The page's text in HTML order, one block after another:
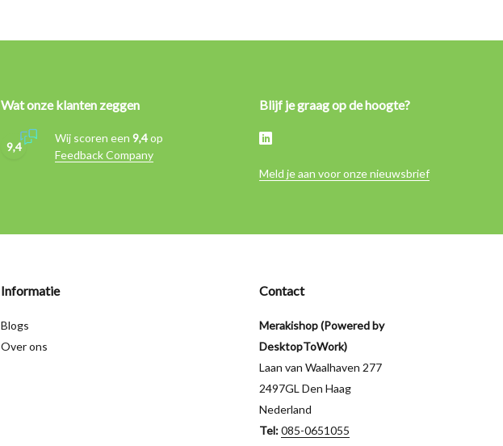
Wat onze klanten zeggen
9,4
Wij scoren een 9,4op
Feedback Company
Blijf je graag op de hoogte?
Meld je aan voor onze nieuwsbrief
Informatie
Blogs
Over ons
Contact
Merakishop (Powered by
DesktopToWork)
Laan van Waalhaven 277
2497GL Den Haag
Nederland
Tel:085-0651055